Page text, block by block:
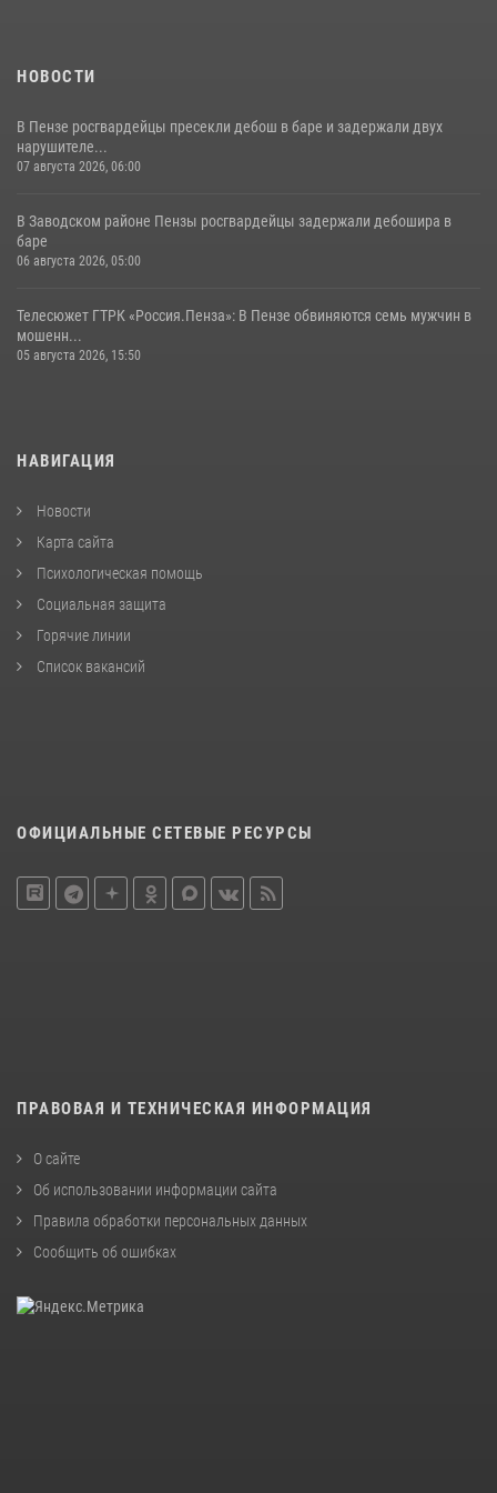
НОВОСТИ
В Пензе росгвардейцы пресекли дебош в баре и задержали двух
нарушителе...
07 августа 2026, 06:00
В Заводском районе Пензы росгвардейцы задержали дебошира в
баре
06 августа 2026, 05:00
Телесюжет ГТРК «Россия.Пенза»: В Пензе обвиняются семь мужчин в
мошенн...
05 августа 2026, 15:50
НАВИГАЦИЯ
Новости
Карта сайта
Психологическая помощь
Социальная защита
Горячие линии
Список вакансий
ОФИЦИАЛЬНЫЕ СЕТЕВЫЕ РЕСУРСЫ
ПРАВОВАЯ И ТЕХНИЧЕСКАЯ ИНФОРМАЦИЯ
О сайте
Об использовании информации сайта
Правила обработки персональных данных
Сообщить об ошибках